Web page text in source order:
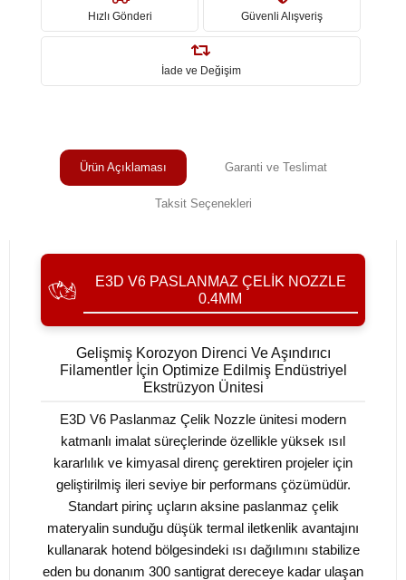
Hızlı Gönderi Güvenli Alışveriş
İade ve Değişim
Ürün Açıklaması Garanti ve Teslimat
Taksit Seçenekleri
E3D V6 PASLANMAZ ÇELIK NOZZLE
0.4MM
Gelişmiş Korozyon Direnci Ve Aşındırıcı
Filamentler İçin Optimize Edilmiş Endüstriyel
Ekstrüzyon Ünitesi
E3D V6 Paslanmaz Çelik Nozzle ünitesi modern
katmanlı imalat süreçlerinde özellikle yüksek ısıl
kararlılık ve kimyasal direnç gerektiren projeler için
geliştirilmiş ileri seviye bir performans çözümüdür.
Standart pirinç uçların aksine paslanmaz çelik
materyalin sunduğu düşük termal iletkenlik avantajını
kullanarak hotend bölgesindeki ısı dağılımını stabilize
eden bu donanım 300 santigrat dereceye kadar ulaşan